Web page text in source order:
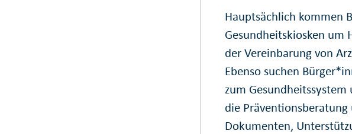
Hauptsächlich kommen
Gesundheitskiosken um
der Vereinbarung von
Ebenso suchen
zum
die
Dokumenten,